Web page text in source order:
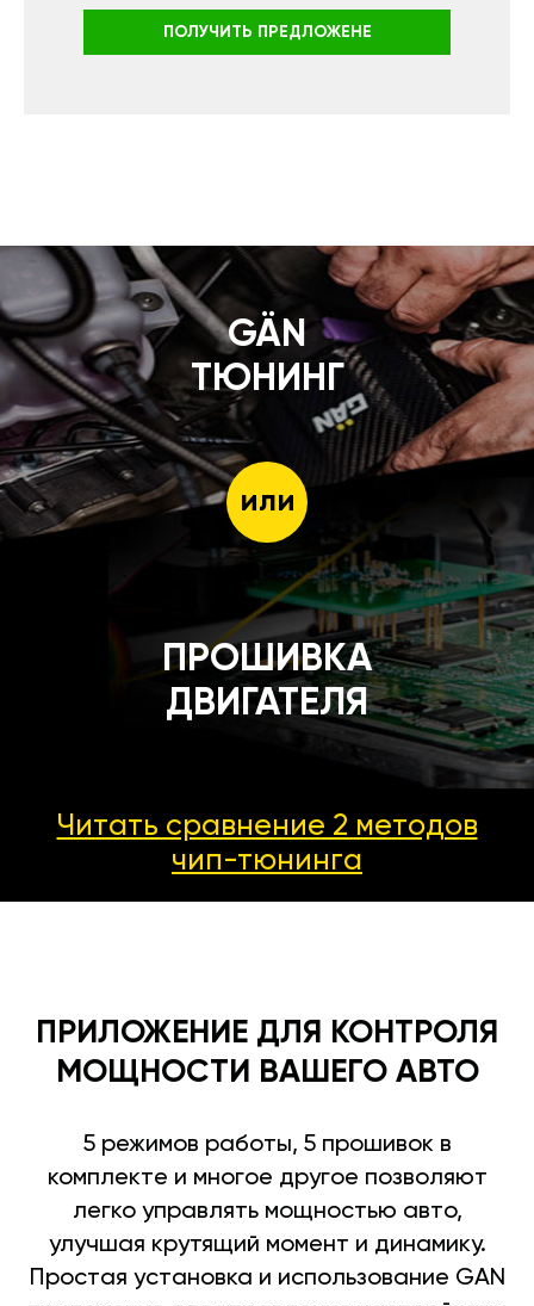
ПОЛУЧИТЬ ПРЕДЛОЖЕНЕ
GÄN
ТЮНИНГ
или
ПРОШИВКА
ДВИГАТЕЛЯ
Читать сравнение 2 методов
чип-тюнинга
ПРИЛОЖЕНИЕ ДЛЯ КОНТРОЛЯ
МОЩНОСТИ ВАШЕГО АВТО
5 режимов работы, 5 прошивок в
комплекте и многое другое позволяют
легко управлять мощностью авто,
улучшая крутящий момент и динамику.
Простая установка и использование GAN